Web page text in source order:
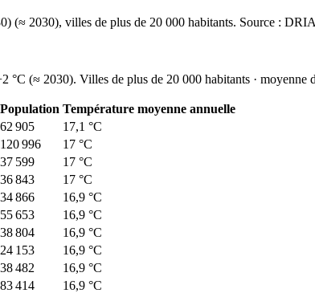
(≈ 2030), villes de plus de 20 000 habitants. Source :
°C (≈ 2030). Villes de plus de 20 000 habitants · moyenne
Population Température moyenne annuelle
62 905 17,1 °C
120 996 17 °C
37 599 17 °C
36 843 17 °C
34 866 16,9 °C
55 653 16,9 °C
38 804 16,9 °C
24 153 16,9 °C
38 482 16,9 °C
83 414 16,9 °C